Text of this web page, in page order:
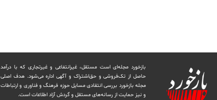
بازخورد مجله‌ای است مستقل، غیرانتفاعی و غیرتجاری که با درآمد
حاصل از تک‌فروشی و حق‌اشتراک و آگهی اداره می‌شود. ‏هدف اصلی
مجله بازخورد بررسی انتقادی مسایل حوزه فرهنگ و فناوری و ارتباطات
و نیز حمایت از رسانه‌های مستقل و‌ گردش ‏آزاد اطلاعات است.